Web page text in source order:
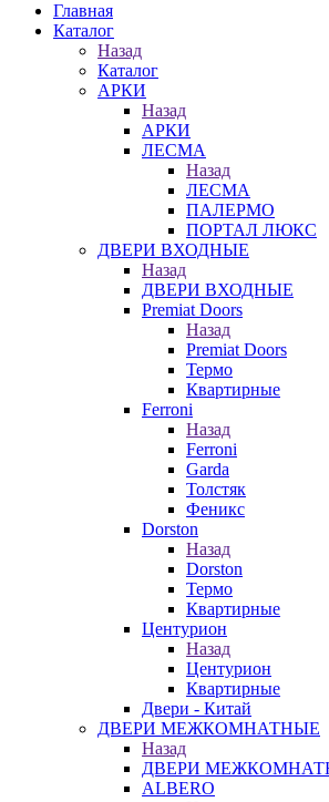
Главная
Каталог
Назад
Каталог
АРКИ
Назад
АРКИ
ЛЕСМА
Назад
ЛЕСМА
ПАЛЕРМО
ПОРТАЛ ЛЮКС
ДВЕРИ ВХОДНЫЕ
Назад
ДВЕРИ ВХОДНЫЕ
Premiat Doors
Назад
Premiat Doors
Термо
Квартирные
Ferroni
Назад
Ferroni
Garda
Толстяк
Феникс
Dorston
Назад
Dorston
Термо
Квартирные
Центурион
Назад
Центурион
Квартирные
Двери - Китай
ДВЕРИ МЕЖКОМНАТНЫЕ
Назад
ДВЕРИ
ALBERO